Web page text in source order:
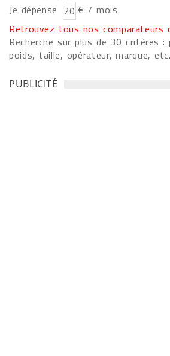
Je dépense
€ / mois
Retrouvez tous nos comparateurs
Recherche sur plus de 30 critères :
poids, taille, opérateur, marque,
PUBLICITÉ